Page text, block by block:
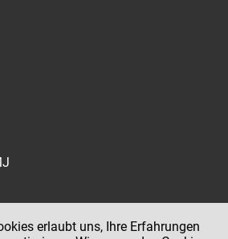
erlaubt uns, Ihre Erfahrungen